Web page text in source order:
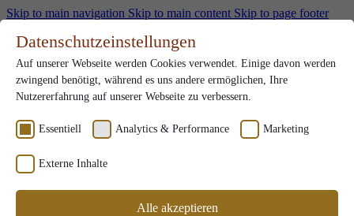
Skip to main navigation Skip to main content Skip to page footer
Gutscheine
Karriere Submenu for Karriere
Team
Stellenangebote
Benefits
Kontakt
en
Datenschutzeinstellungen
Auf unserer Webseite werden Cookies verwendet. Einige davon werden
zwingend benötigt, während es uns andere ermöglichen, Ihre
Nutzererfahrung auf unserer Webseite zu verbessern.
Essentiell Analytics & Performance Marketing
Externe Inhalte
Alle akzeptieren